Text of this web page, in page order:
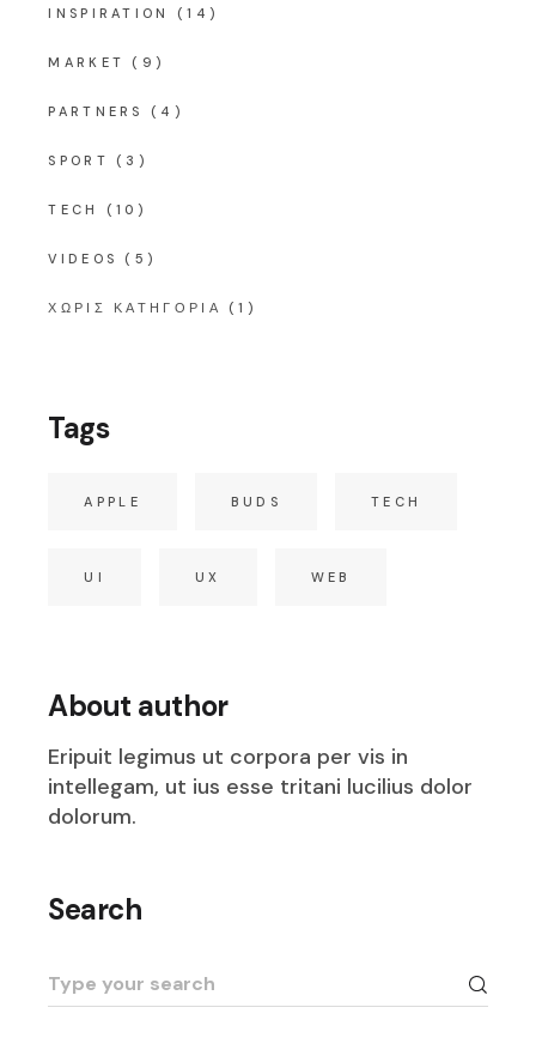
INSPIRATION (14)
MARKET (9)
PARTNERS (4)
SPORT (3)
TECH (10)
VIDEOS (5)
ΧΩΡΊΣ ΚΑΤΗΓΟΡΊΑ (1)
Tags
APPLE BUDS TECH
UI UX WEB
About author
Eripuit legimus ut corpora per vis in
intellegam, ut ius esse tritani lucilius dolor
dolorum.
Search
Search
for: